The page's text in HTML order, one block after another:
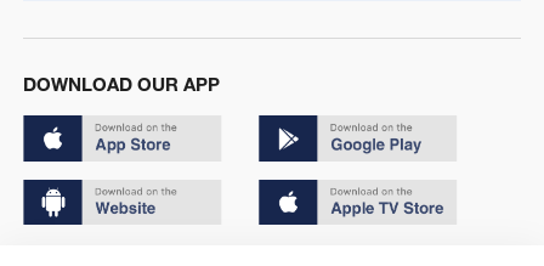
DOWNLOAD OUR APP